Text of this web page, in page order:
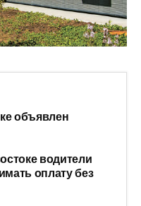
объявлен
водители
оплату без